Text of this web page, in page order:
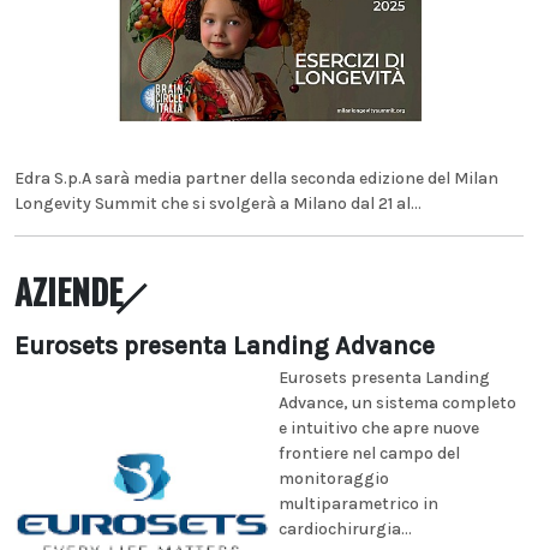
Edra S.p.A sarà media partner della seconda edizione del Milan
Longevity Summit che si svolgerà a Milano dal 21 al...
AZIENDE
Eurosets presenta Landing Advance
Eurosets presenta Landing
Advance, un sistema completo
e intuitivo che apre nuove
frontiere nel campo del
monitoraggio
multiparametrico in
cardiochirurgia...